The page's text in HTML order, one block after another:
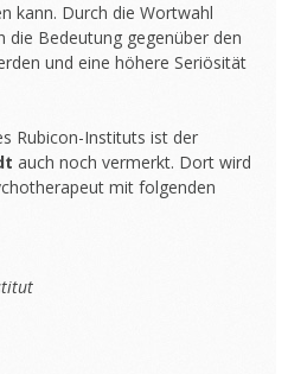
kann. Durch die Wortwahl
die Bedeutung gegenüber den
und eine höhere Seriösität
Rubicon-Instituts ist der
auch noch vermerkt. Dort wird
mit folgenden